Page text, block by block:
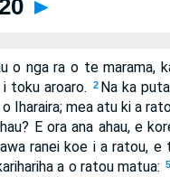
►
nga ra o te marama,
toku aroaro.
2 Na ka
Iharaira; mea atu ki a
E ora ana ahau, e
ranei koe i a ratou,
a o ratou matua: 5